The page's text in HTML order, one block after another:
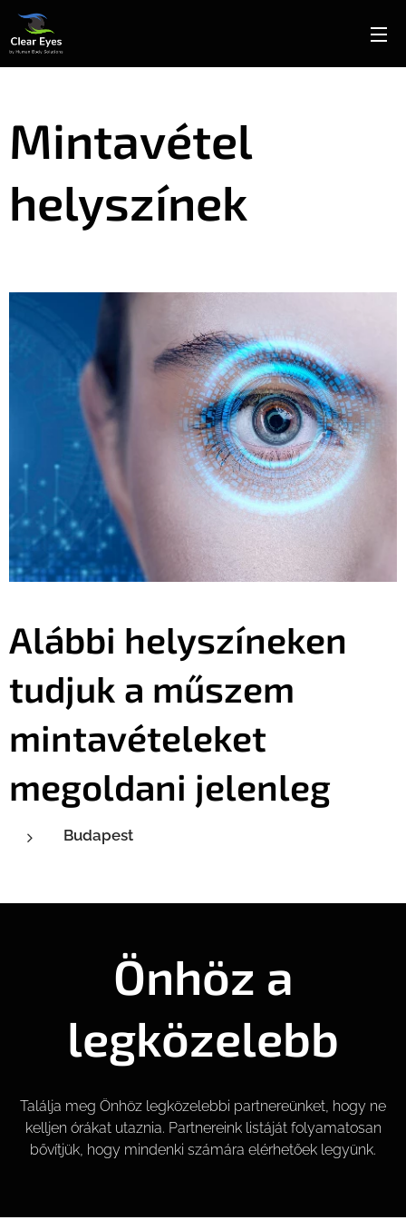
Mintavétel
helyszínek
Alábbi helyszíneken
tudjuk a műszem
mintavételeket
megoldani jelenleg
Budapest
Önhöz a
legközelebb
Találja meg Önhöz legközelebbi partnereünket, hogy ne
kelljen órákat utaznia. Partnereink listáját folyamatosan
bővítjük, hogy mindenki számára elérhetőek legyünk.